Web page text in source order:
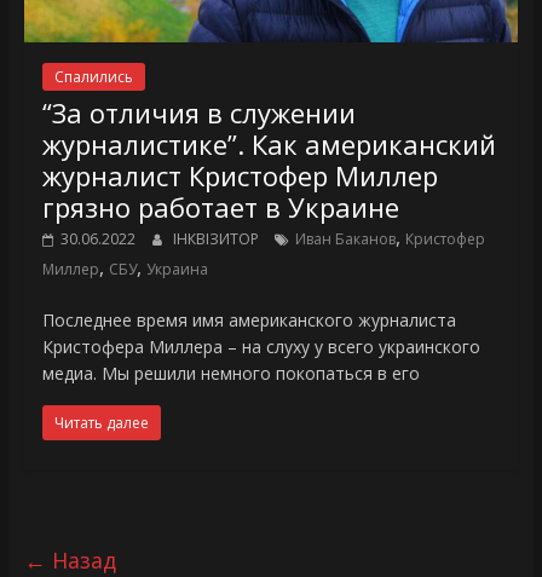
Спалились
“За отличия в служении
журналистике”. Как американский
журналист Кристофер Миллер
грязно работает в Украине
30.06.2022 ІНКВІЗИТОР Иван Баканов, Кристофер
Миллер, СБУ, Украина
Последнее время имя американского журналиста
Кристофера Миллера – на слуху у всего украинского
медиа. Мы решили немного покопаться в его
Читать далее
← Назад